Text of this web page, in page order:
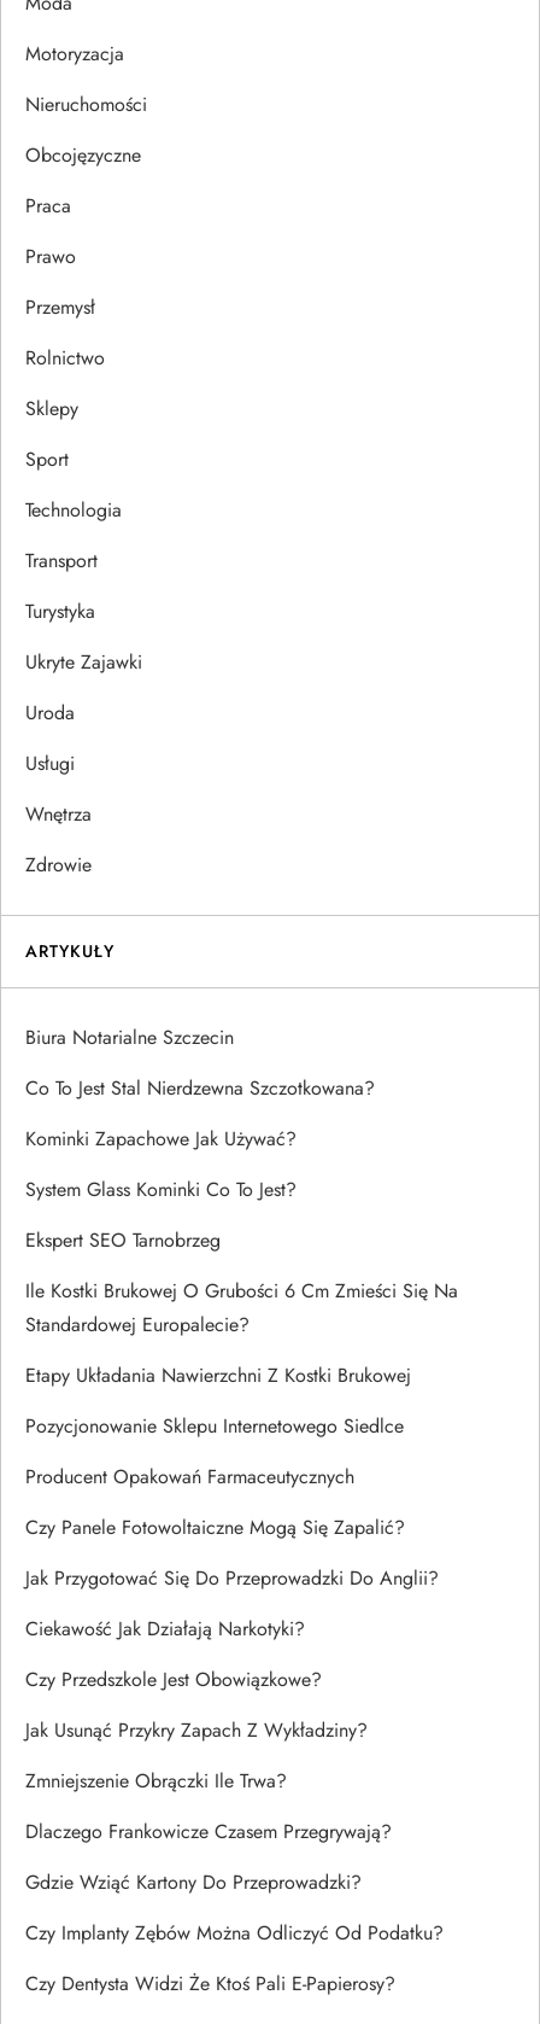
u
Motoryzacja
Nieruchomości
Obcojęzyczne
Praca
Prawo
Przemysł
Rolnictwo
Sklepy
Sport
Technologia
Transport
Turystyka
Ukryte Zajawki
Uroda
Usługi
Wnętrza
Zdrowie
ARTYKUŁY
Biura Notarialne Szczecin
Co To Jest Stal Nierdzewna Szczotkowana?
Kominki Zapachowe Jak Używać?
System Glass Kominki Co To Jest?
Ekspert SEO Tarnobrzeg
Ile Kostki Brukowej O Grubości 6 Cm Zmieści Się Na
Standardowej Europalecie?
Etapy Układania Nawierzchni Z Kostki Brukowej
Pozycjonowanie Sklepu Internetowego Siedlce
Producent Opakowań Farmaceutycznych
Czy Panele Fotowoltaiczne Mogą Się Zapalić?
Jak Przygotować Się Do Przeprowadzki Do Anglii?
Ciekawość Jak Działają Narkotyki?
Czy Przedszkole Jest Obowiązkowe?
Jak Usunąć Przykry Zapach Z Wykładziny?
Zmniejszenie Obrączki Ile Trwa?
Dlaczego Frankowicze Czasem Przegrywają?
Gdzie Wziąć Kartony Do Przeprowadzki?
Czy Implanty Zębów Można Odliczyć Od Podatku?
Czy Dentysta Widzi Że Ktoś Pali E-Papierosy?